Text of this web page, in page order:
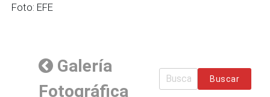
Foto: EFE
Galería
Fotográfica
Buscar